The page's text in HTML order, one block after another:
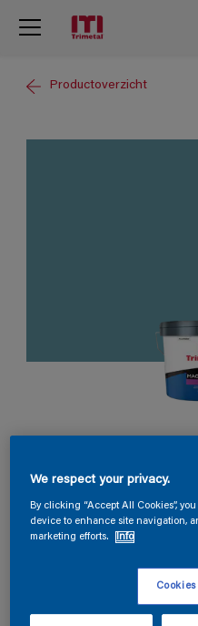
Productoverzicht
Magnacryl Satin
Q9.22.53
We respect your privacy.
By clicking “Accept All Cookies”,
device to enhance site navigation,
marketing efforts.
Info